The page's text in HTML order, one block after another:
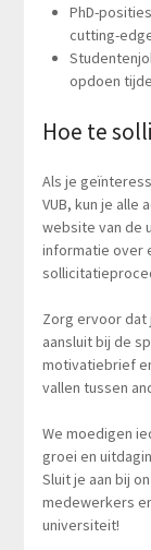
PhD-
cutting-
opdoen
Hoe te
Als je
VUB, kun je alle
website van de
informatie over
Zorg ervoor
aansluit bij de
motivatiebrief
vallen tussen
We moedigen
groei en
Sluit je aan bij
medewerkers
universiteit!